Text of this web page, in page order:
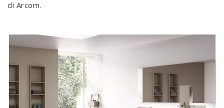
di Arcom.